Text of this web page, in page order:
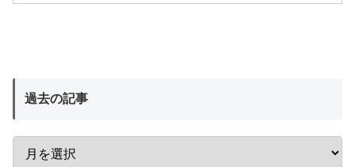
過去の記事